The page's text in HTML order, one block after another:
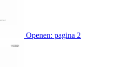
Openen: pagina 2